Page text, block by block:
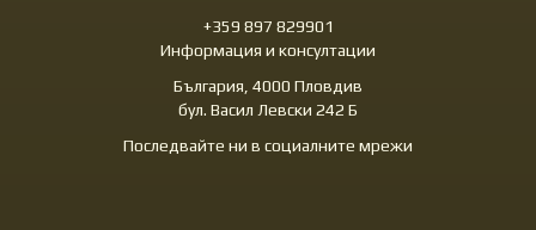
+359 897 829901
Информация и консултации
България, 4000 Пловдив
бул. Васил Левски 242 Б
Последвайте ни в социалните мрежи